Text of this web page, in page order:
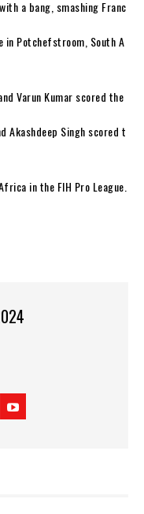
a bang, smashing Franc
Potchefstroom, South A
Varun Kumar scored the
Akashdeep Singh scored t
in the FIH Pro League.